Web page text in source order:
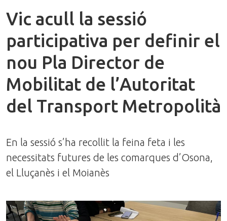
Vic acull la sessió
participativa per definir el
nou Pla Director de
Mobilitat de l’Autoritat
del Transport Metropolità
En la sessió s’ha recollit la feina feta i les
necessitats futures de les comarques d’Osona,
el Lluçanès i el Moianès